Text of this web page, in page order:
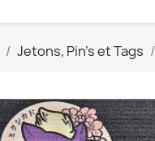
Jetons, Pin's et Tags